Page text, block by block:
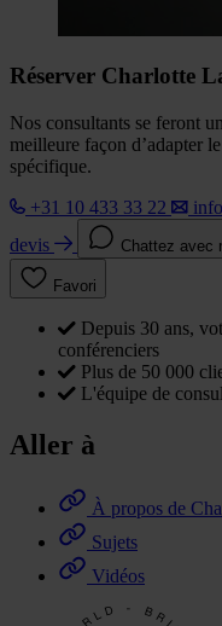
Réserver Charlotte
Nos consultants se feront
meilleure façon d’adapter
spécifique.
+31 10 433 33 22
devis
Chattez avec
Favori
Depuis 30 ans,
conférenciers
Plus de 50 000
L'équipe de
Aller à
À propos de
Sujets
Vidéos